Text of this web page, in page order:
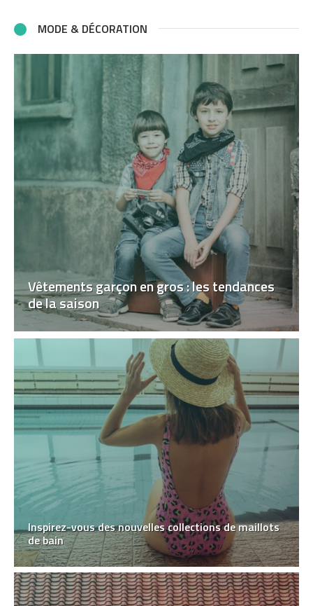
MODE & DÉCORATION
Vêtements garçon en gros : les tendances
de la saison
Inspirez-vous des nouvelles collections de maillots
de bain